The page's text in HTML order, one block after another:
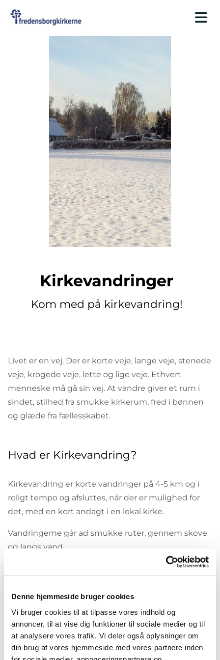
Denne hjemmeside bruger cookies
Vi bruger cookies til at tilpasse vores indhold og
annoncer, til at vise dig funktioner til sociale medier og til
at analysere vores trafik. Vi deler også oplysninger om
din brug af vores hjemmeside med vores partnere inden
Kirkevandringer
Kom med på kirkevandring!
Livet er en vej. Der er korte veje, lange veje, stenede
veje, krogede veje, lette og lige veje. Ethvert
menneske må gå sin vej. At vandre giver et rum i
sindet, stilhed fra smukke kirkerum, fred i bønnen
og glæde fra fællesskabet.
Hvad er Kirkevandring?
Kirkevandring er korte vandringer på 4-5 km og i
roligt tempo og afsluttes, når der er mulighed for
det, med en kort andagt i en lokal kirke.
Vandringerne går ad smukke ruter, gennem skove
og langs vand.
Der er stop undervejs med korte indslag indenfor
det lokale, der fortæller og deler ud af deres viden
om de historiske spor som vi går i.
Hver kirkevandring indledes med et pilgrimsord.
Pilgrimsord skal minde os om at vi bliver og forbliver